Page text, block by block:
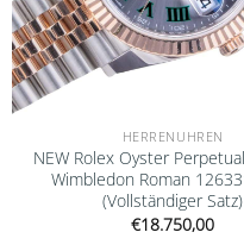
HERRENUHREN
NEW Rolex Oyster
Wimbledon Roman
(Vollständiger Satz)
€18.750,00